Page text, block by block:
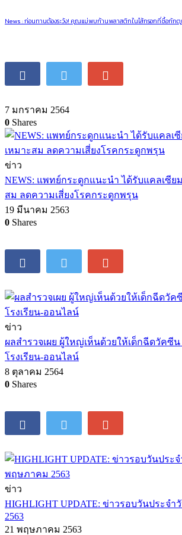
News : ก่อนทานต้องระวัง! คุณแม่พบก้านพลาสติกในไส้กรอกที่ซื้อกักตุ
7 มกราคม 2564
0 Shares
ข่าว
NEWS: แพทย์กระดูกแนะนำ ได้รับแคลเซี
สม ลดความเสี่ยงโรคกระดูกพรุน
19 มีนาคม 2563
0 Shares
ข่าว
ผลสำรวจเผย ผู้ใหญ่เห็นด้วยให้เด็กฉีดวัคซี
โรงเรียน-ออนไลน์
8 ตุลาคม 2564
0 Shares
ข่าว
HIGHLIGHT UPDATE: ข่าวรอบวันประจ
2563
21 พฤษภาคม 2563